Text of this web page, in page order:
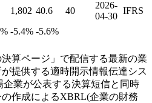
1,802 40.6 40
2026-
04-30
IFRS
% -5.4% -5.6%
決算ページ」で配信する最新の業
提供する適時開示情報伝達シス
企業が公表する決算短信と同時
作成によるXBRL(企業の財務